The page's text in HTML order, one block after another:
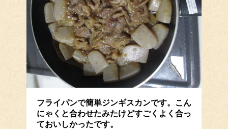
フライパンで簡単ジンギスカンです。こん
にゃくと合わせたみたけどすごくよく合っ
ておいしかったです。